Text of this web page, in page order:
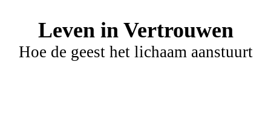
Leven in Vertrouwen
Hoe de geest het lichaam aanstuurt